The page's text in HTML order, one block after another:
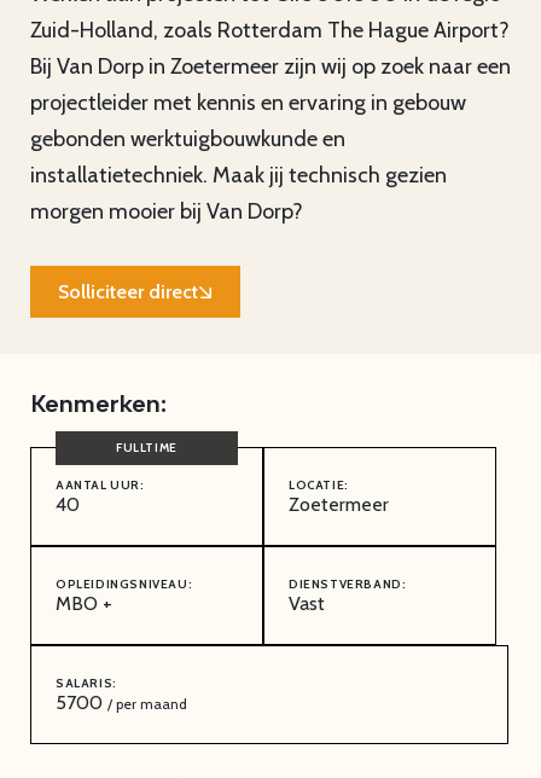
Zuid-Holland, zoals Rotterdam The Hague Airport?
Bij Van Dorp in Zoetermeer zijn wij op zoek naar een
projectleider met kennis en ervaring in gebouw
gebonden werktuigbouwkunde en
installatietechniek. Maak jij technisch gezien
morgen mooier bij Van Dorp?
Solliciteer direct
Kenmerken:
AANTAL UUR:
40
LOCATIE:
Zoetermeer
OPLEIDINGSNIVEAU:
MBO +
DIENSTVERBAND:
Vast
SALARIS:
5700 / per maand